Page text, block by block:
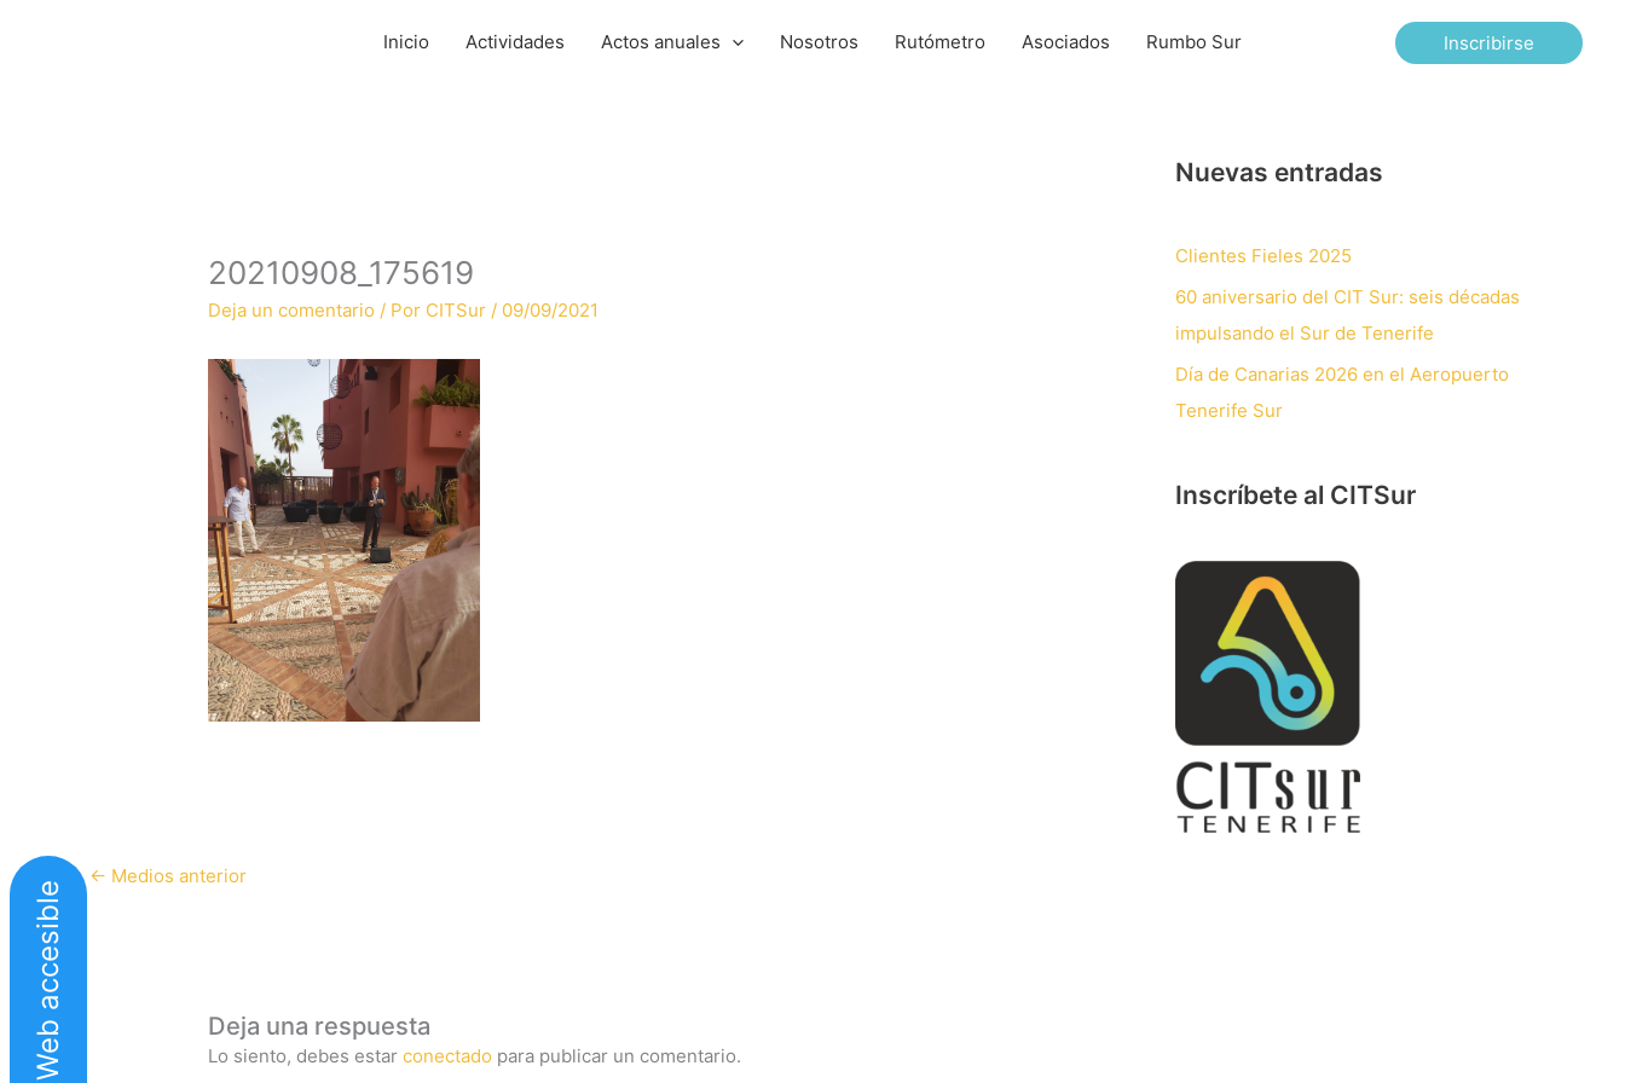
Inicio Actividades Actos anuales Nosotros Rutómetro Asociados Rumbo Sur Inscribirse
20210908_175619
Deja un comentario / Por CITSur / 09/09/2021
← Medios anterior
Deja una respuesta
Lo siento, debes estarconectado para publicar un comentario.
Nuevas entradas
Clientes Fieles 2025
60 aniversario del CIT Sur: seis décadas
impulsando el Sur de Tenerife
Día de Canarias 2026 en el Aeropuerto
Tenerife Sur
Inscríbete al CITSur
Web accesible